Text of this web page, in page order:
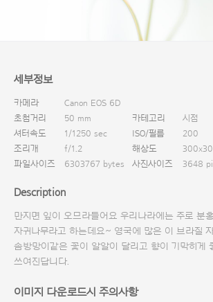
세부정보
카메라
Canon EOS 6D
초첨거리
50 mm 카테고리
시점
셔터속도
1/1250 sec ISO/필름
200
조리개
f/1.2 해상도
파일사이즈
6303767 bytes 사진사이즈 3648
Description
만지면 잎이 오므라들어요 우리나라에는 주로 분
자귀나무라고 하는데요~ 영국에 많은 이 브라질
솜방망이같은 꽃이 알알이 달리고 향이 기막히게
쓰여진답니다.
이미지 다운로드시 주의사항